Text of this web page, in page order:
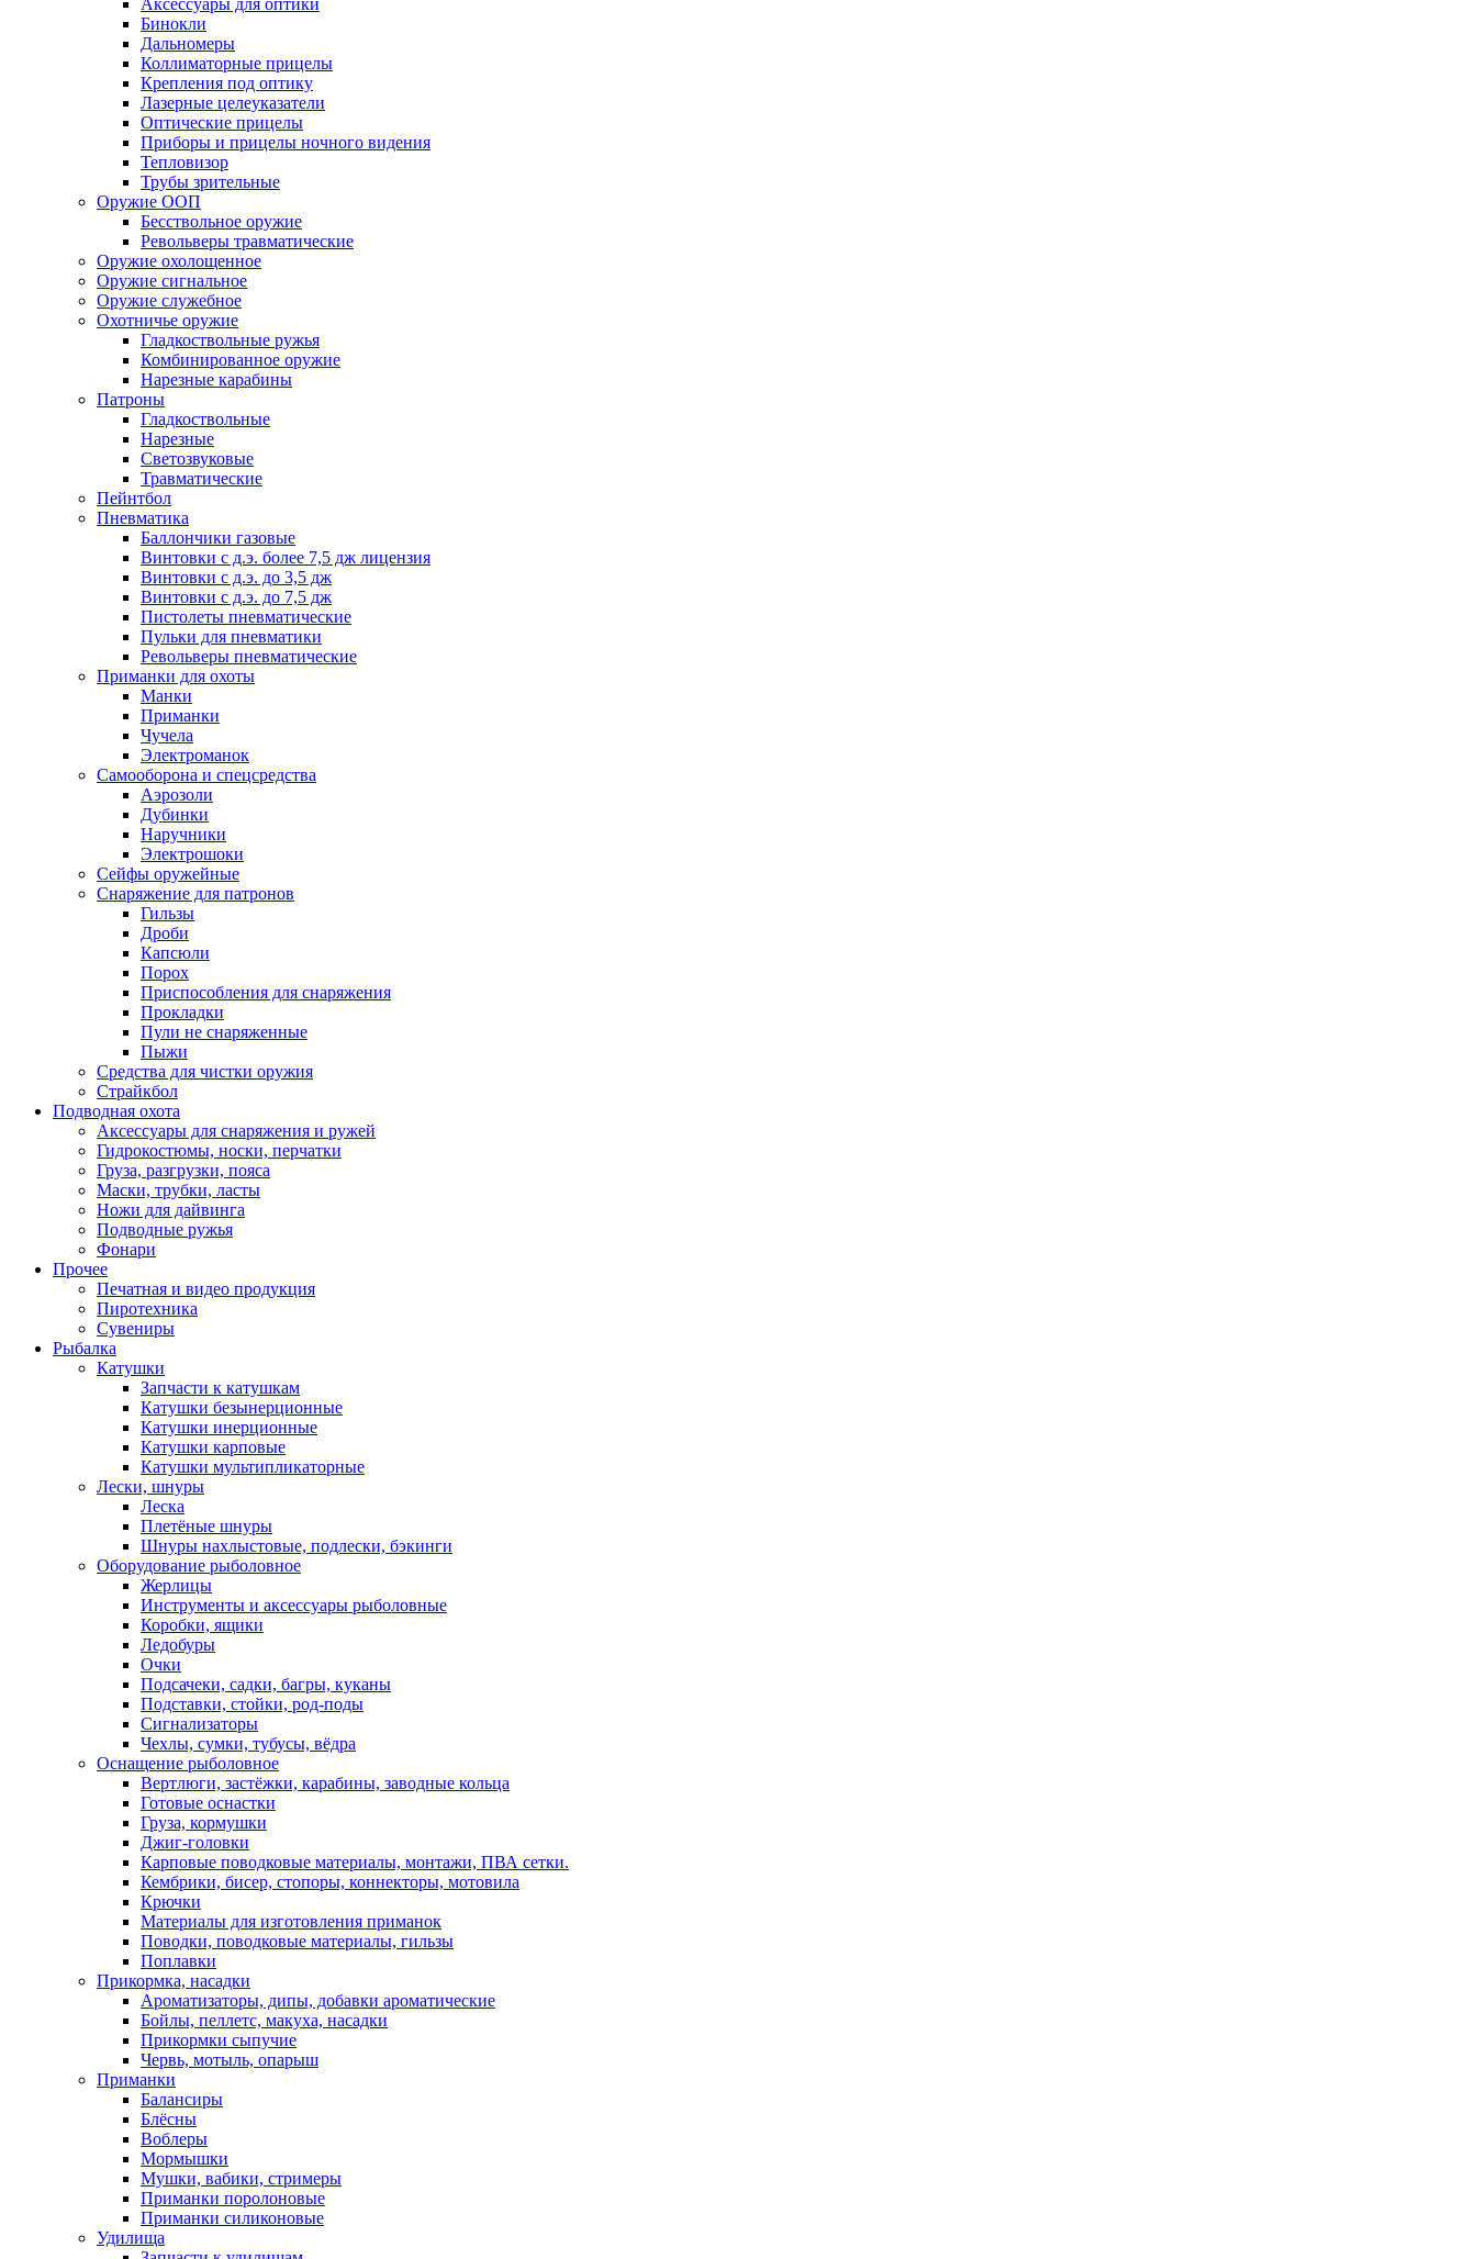
Аксессуары для оптики
Бинокли
Дальномеры
Коллиматорные прицелы
Крепления под оптику
Лазерные целеуказатели
Оптические прицелы
Приборы и прицелы ночного видения
Тепловизор
Трубы зрительные
Оружие ООП
Бесствольное оружие
Револьверы травматические
Оружие охолощенное
Оружие сигнальное
Оружие служебное
Охотничье оружие
Гладкоствольные ружья
Комбинированное оружие
Нарезные карабины
Патроны
Гладкоствольные
Нарезные
Светозвуковые
Травматические
Пейнтбол
Пневматика
Баллончики газовые
Винтовки с д.э. более 7,5 дж лицензия
Винтовки с д.э. до 3,5 дж
Винтовки с д.э. до 7,5 дж
Пистолеты пневматические
Пульки для пневматики
Револьверы пневматические
Приманки для охоты
Манки
Приманки
Чучела
Электроманок
Самооборона и спецсредства
Аэрозоли
Дубинки
Наручники
Электрошоки
Сейфы оружейные
Снаряжение для патронов
Гильзы
Дроби
Капсюли
Порох
Приспособления для снаряжения
Прокладки
Пули не снаряженные
Пыжи
Средства для чистки оружия
Страйкбол
Подводная охота
Аксессуары для снаряжения и ружей
Гидрокостюмы, носки, перчатки
Груза, разгрузки, пояса
Маски, трубки, ласты
Ножи для дайвинга
Подводные ружья
Фонари
Прочее
Печатная и видео продукция
Пиротехника
Сувениры
Рыбалка
Катушки
Запчасти к катушкам
Катушки безынерционные
Катушки инерционные
Катушки карповые
Катушки мультипликаторные
Лески, шнуры
Леска
Плетёные шнуры
Шнуры нахлыстовые, подлески, бэкинги
Оборудование рыболовное
Жерлицы
Инструменты и аксессуары рыболовные
Коробки, ящики
Ледобуры
Очки
Подсачеки, садки, багры, куканы
Подставки, стойки, род-поды
Сигнализаторы
Чехлы, сумки, тубусы, вёдра
Оснащение рыболовное
Вертлюги, застёжки, карабины, заводные кольца
Готовые оснастки
Груза, кормушки
Джиг-головки
Карповые поводковые материалы, монтажи, ПВА сетки.
Кембрики, бисер, стопоры, коннекторы, мотовила
Крючки
Материалы для изготовления приманок
Поводки, поводковые материалы, гильзы
Поплавки
Прикормка, насадки
Ароматизаторы, дипы, добавки ароматические
Бойлы, пеллетс, макуха, насадки
Прикормки сыпучие
Червь, мотыль, опарыш
Приманки
Балансиры
Блёсны
Воблеры
Мормышки
Мушки, вабики, стримеры
Приманки поролоновые
Приманки силиконовые
Удилища